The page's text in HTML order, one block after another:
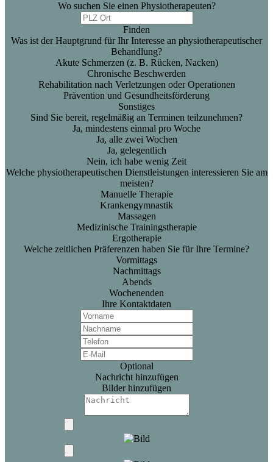
Wo suchen Sie einen Physiotherapeuten?
Finden
Was ist der Hauptgrund für Ihr Interesse an physiotherapeutischer
Behandlung?
Akute Schmerzen (z. B. Rücken, Nacken)
Chronische Beschwerden
Rehabilitation nach Verletzungen oder Operationen
Prävention und Gesundheitsförderung
Sonstiges
Sind Sie bereit, regelmäßig an Terminen teilzunehmen?
Ja, mindestens einmal pro Woche
Ja, alle zwei Wochen
Ja, gelegentlich
Nein, ich habe wenig Zeit
Welche physiotherapeutischen Dienstleistungen interessieren Sie am
meisten?
Manuelle Therapie
Krankengymnastik
Massagen
Medizinische Trainingstherapie
Ergotherapie
Welche zeitlichen Präferenzen haben Sie für Ihre Termine?
Vormittags
Nachmittags
Abends
Wochenenden
Ihre Kontaktdaten
Optional
Nachricht hinzufügen
Bilder hinzufügen